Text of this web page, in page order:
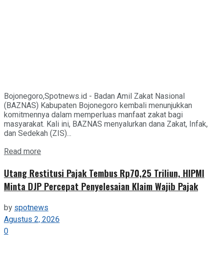
Bojonegoro,Spotnews.id - Badan Amil Zakat Nasional
(BAZNAS) Kabupaten Bojonegoro kembali menunjukkan
komitmennya dalam memperluas manfaat zakat bagi
masyarakat. Kali ini, BAZNAS menyalurkan dana Zakat, Infak,
dan Sedekah (ZIS)...
Read more
Utang Restitusi Pajak Tembus Rp70,25 Triliun, HIPMI
Minta DJP Percepat Penyelesaian Klaim Wajib Pajak
byspotnews
Agustus 2, 2026
0